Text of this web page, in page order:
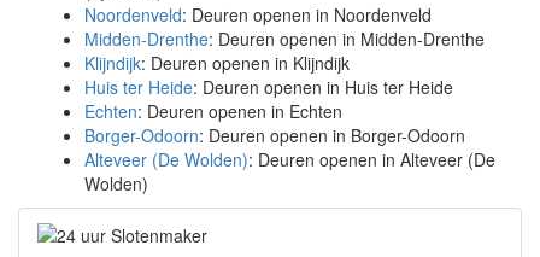
Noordenveld: Deuren openen in Noordenveld
Midden-Drenthe: Deuren openen in Midden-Drenthe
Klijndijk: Deuren openen in Klijndijk
Huis ter Heide: Deuren openen in Huis ter Heide
Echten: Deuren openen in Echten
Borger-Odoorn: Deuren openen in Borger-Odoorn
Alteveer (De Wolden): Deuren openen in Alteveer (De
Wolden)